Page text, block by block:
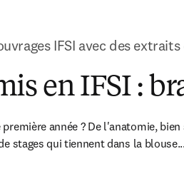
IFSI avec des
en IFSI :
année ? De l'anatomie,
stages qui tiennent dans la